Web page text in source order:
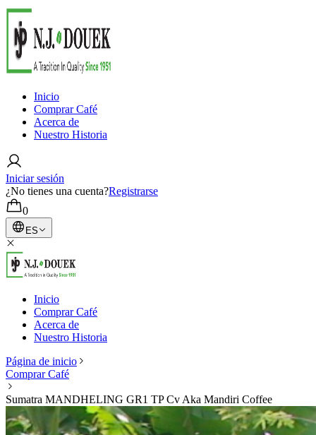
Inicio
Comprar Café
Acerca de
Nuestro Historia
Iniciar sesión
¿No tienes una cuenta?Registrarse
0
ES
Inicio
Comprar Café
Acerca de
Nuestro Historia
Página de inicio
Comprar Café
Sumatra MANDHELING GR1 TP Cv Aka Mandiri Coffee